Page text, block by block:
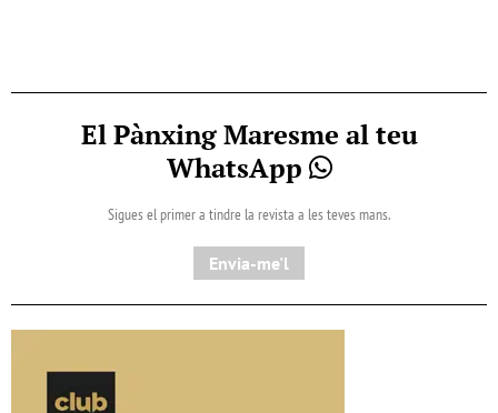
El Pànxing Maresme al teu
WhatsApp
Sigues el primer a tindre la revista a les teves mans.
Envia-me'l